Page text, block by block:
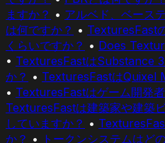
ますか？ • アルベド、ベース
は何ですか？ • TexturesFast
くらいですか？ • Does
• TexturesFastはSubstance
か？ • TexturesFastはQuixel
• TexturesFastはゲーム開発
TexturesFastは建築家や建築
していますか？ •
か？ • トークンシステムはど